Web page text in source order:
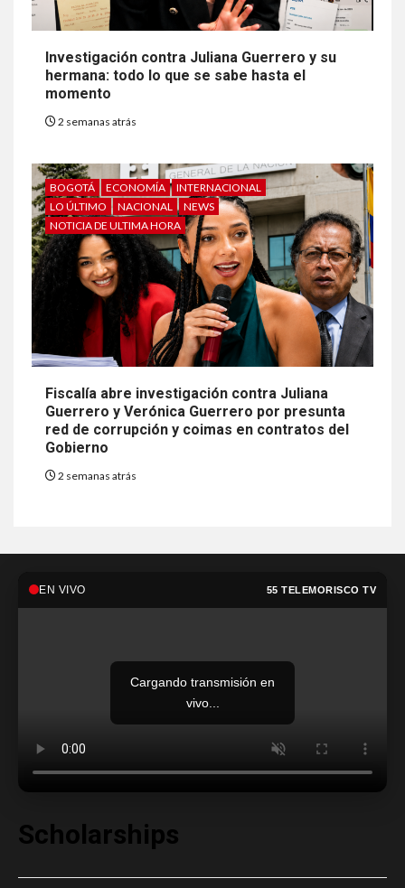
Investigación contra Juliana Guerrero y su
hermana: todo lo que se sabe hasta el
momento
2 semanas atrás
BOGOTÁ ECONOMÍA
INTERNACIONAL
LO ÚLTIMO
NACIONAL
NEWS
NOTICIA DE ULTIMA HORA
Fiscalía abre investigación contra Juliana
Guerrero y Verónica Guerrero por presunta
red de corrupción y coimas en contratos del
Gobierno
2 semanas atrás
EN VIVO 55 TELEMORISCO TV
Cargando transmisión en
vivo...
Scholarships